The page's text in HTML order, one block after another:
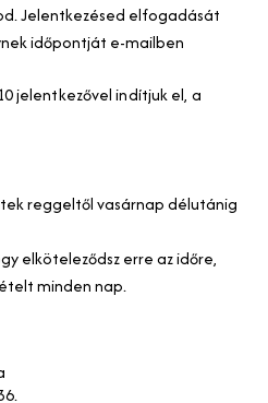
Jelentkezésed elfogadását
időpontját e-mailben
jelentkezővel indítjuk el, a
reggeltől vasárnap délutánig
elköteleződsz erre az időre,
minden nap.